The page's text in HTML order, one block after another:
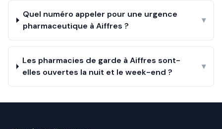
Quel numéro appeler pour une urgence
pharmaceutique à Aiffres ?
▾
Les pharmacies de garde à Aiffres sont-
elles ouvertes la nuit et le week-end ?
▾